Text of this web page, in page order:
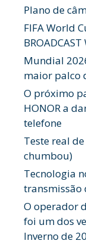
Plano de
FIFA World
Mundial
maior palco
O próximo
HONOR a
telefone
Teste real
chumbou)
Tecnologia
transmissão
O operador
foi um dos
Inverno de